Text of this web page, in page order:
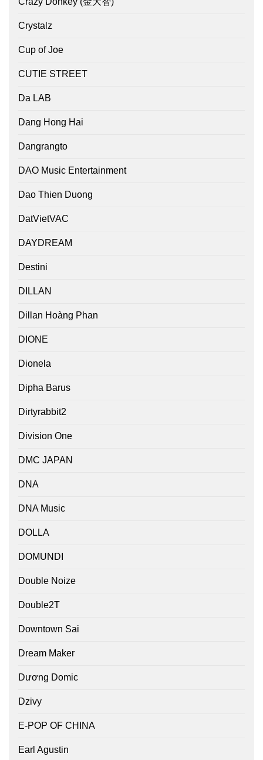
Crystalz
Cup of Joe
CUTIE STREET
Da LAB
Dang Hong Hai
Dangrangto
DAO Music Entertainment
Dao Thien Duong
DatVietVAC
DAYDREAM
Destini
DILLAN
Dillan Hoàng Phan
DIONE
Dionela
Dipha Barus
Dirtyrabbit2
Division One
DMC JAPAN
DNA
DNA Music
DOLLA
DOMUNDI
Double Noize
Double2T
Downtown Sai
Dream Maker
Dương Domic
Dzivy
E-POP OF CHINA
Earl Agustin